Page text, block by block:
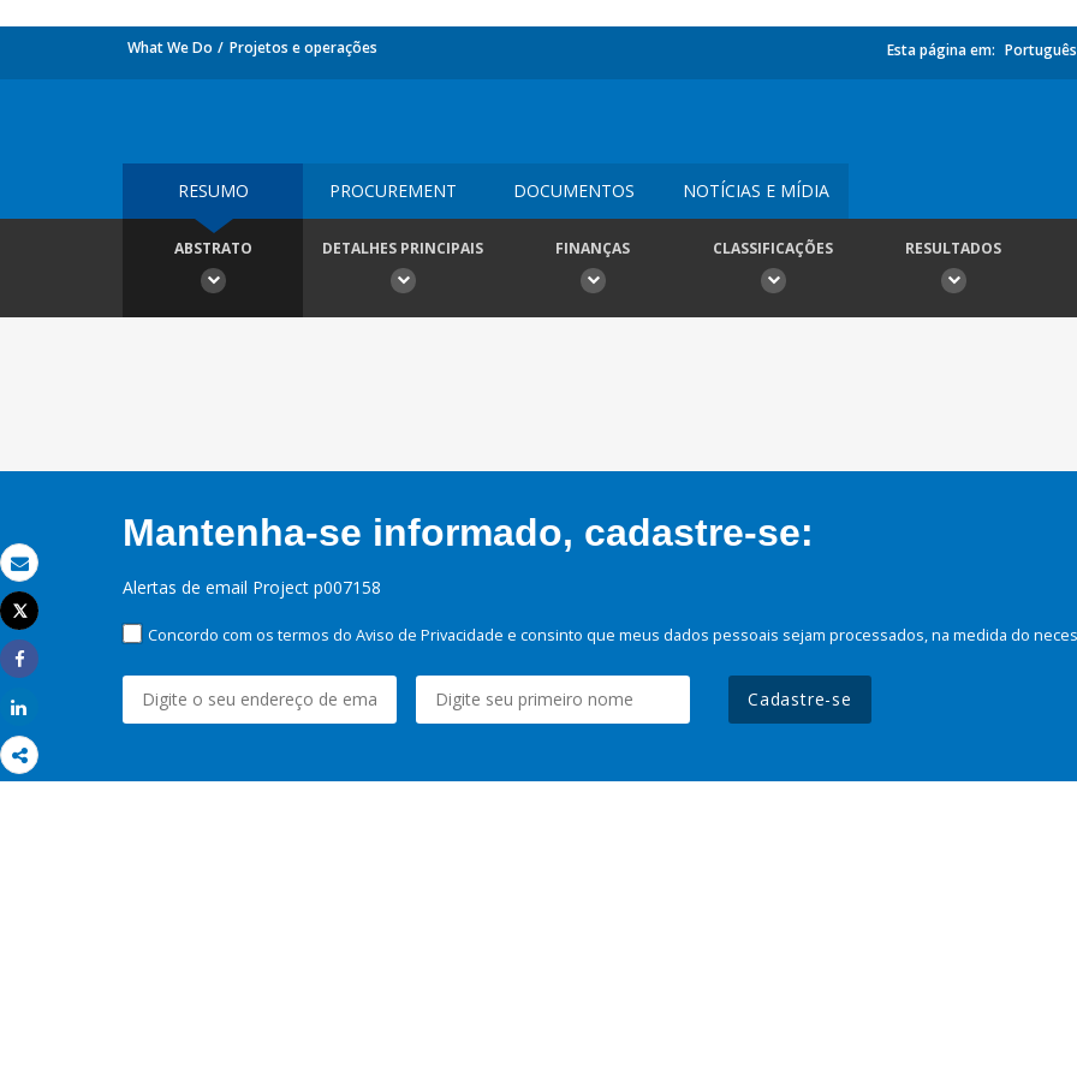
Email
Imprimir
Tweet
Share
What We Do Projetos e operações Esta página em: Português
RESUMO PROCUREMENT DOCUMENTOS NOTÍCIAS E MÍDIA
ABSTRATO DETALHES PRINCIPAIS FINANÇAS CLASSIFICAÇÕES RESULTADOS
Mantenha-se informado, cadastre-se:
Alertas de email Project p007158
Concordo com os termos do Aviso de Privacidade e consinto que meus dados pessoais sejam processados, na medida do
Cadastre-se